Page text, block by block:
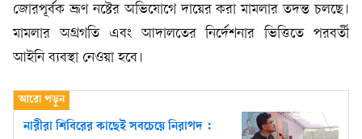
জোরপূর্বক ভ্রূণ নষ্টের অভিযোগে দায়ের করা মামলার তদন্ত চলছে।
মামলার অগ্রগতি এবং আদালতের নির্দেশনার ভিত্তিতে পরবর্তী
আইনি ব্যবস্থা নেওয়া হবে।
নারীরা শিবিরের কাছেই সবচেয়ে নিরাপদ :